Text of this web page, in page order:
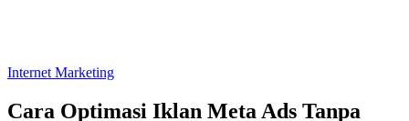
Internet Marketing
Cara Optimasi Iklan Meta Ads Tanpa